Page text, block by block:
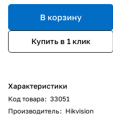
В корзину
Купить в 1 клик
Характеристики
Код товара: 33051
Производитель: Hikvision